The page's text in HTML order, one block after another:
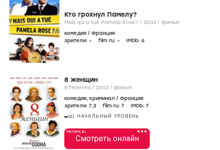
Кто грохнул Памелу?
Mais qui a tué Pamela Rose? / 2003 / фильм
комедия / Франция
зрители: – film.ru: – IMDb: 6
8 женщин
8 femmes / 2002 / фильм
комедия, криминал / Франция
зрители: 7,3 film.ru: 7 IMDb: 7
НАЧАЛЬНЫЙ УРОВЕНЬ
•••
РЕКЛАМА 18+
Смотреть онлайн